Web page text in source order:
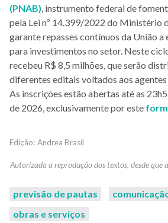
(PNAB) , instrumento federal de
pela Lei nº 14.399/2022 do Ministério
garante repasses contínuos da União a
para investimentos no setor. Neste
recebeu R$ 8,5 milhões, que serão
diferentes editais voltados aos
As inscrições estão abertas até as
de 2026, exclusivamente por este
Andrea Brasil
previsão de pautas
obras e serviços